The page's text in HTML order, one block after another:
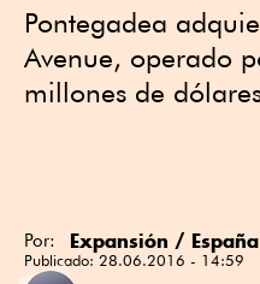
Pontegadea
Avenue, operado
millones de
Por: Expansión / España
Publicado: 28.06.2016 - 14:59